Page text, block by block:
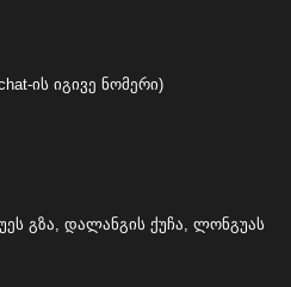
ის იგივე ნომერი)
გზა, დალანგის ქუჩა, ლონგუას